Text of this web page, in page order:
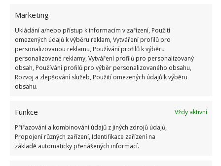
Marketing
Ukládání a/nebo přístup k informacím v zařízení, Použití
omezených údajů k výběru reklam, Vytváření profilů pro
personalizovanou reklamu, Používání profilů k výběru
personalizované reklamy, Vytváření profilů pro personalizovaný
obsah, Používání profilů pro výběr personalizovaného obsahu,
Rozvoj a zlepšování služeb, Použití omezených údajů k výběru
obsahu.
Funkce
Vždy aktivní
Přiřazování a kombinování údajů z jiných zdrojů údajů,
Propojení různých zařízení, Identifikace zařízení na
základě automaticky přenášených informací.
Napadení škůdci
Pokud u skladovaných jablek zjistíte, že už
nedosahují takové kvality jako když jste je nakoupili
nebo posbírali, je nutné je vyhodit. Je možné, že by
například škůdci nebo houby mohly napadnout